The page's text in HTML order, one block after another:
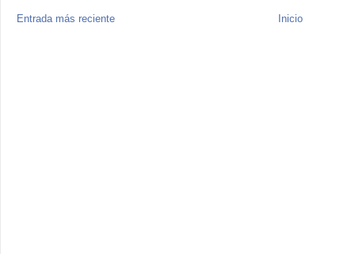
Entrada más reciente Inicio